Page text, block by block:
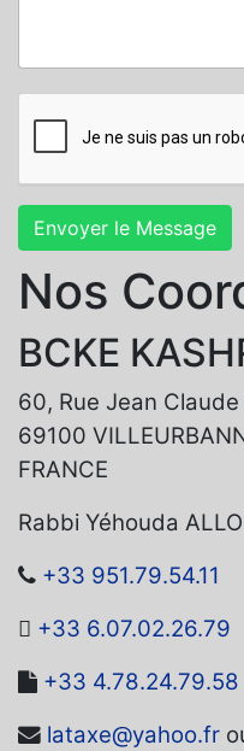
Envoyer le Message
Nos
BCKE
60, Rue Jean
69100
FRANCE
Rabbi Yéhouda
+33 951.79.54.11
+33 6.07.02.26.79
+33 4.78.24.79.58
lataxe@yahoo.fr